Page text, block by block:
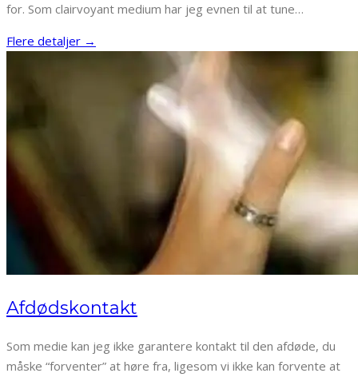
for. Som clairvoyant medium har jeg evnen til at tune…
Flere detaljer →
Afdødskontakt
Som medie kan jeg ikke garantere kontakt til den afdøde, du
måske “forventer” at høre fra, ligesom vi ikke kan forvente at